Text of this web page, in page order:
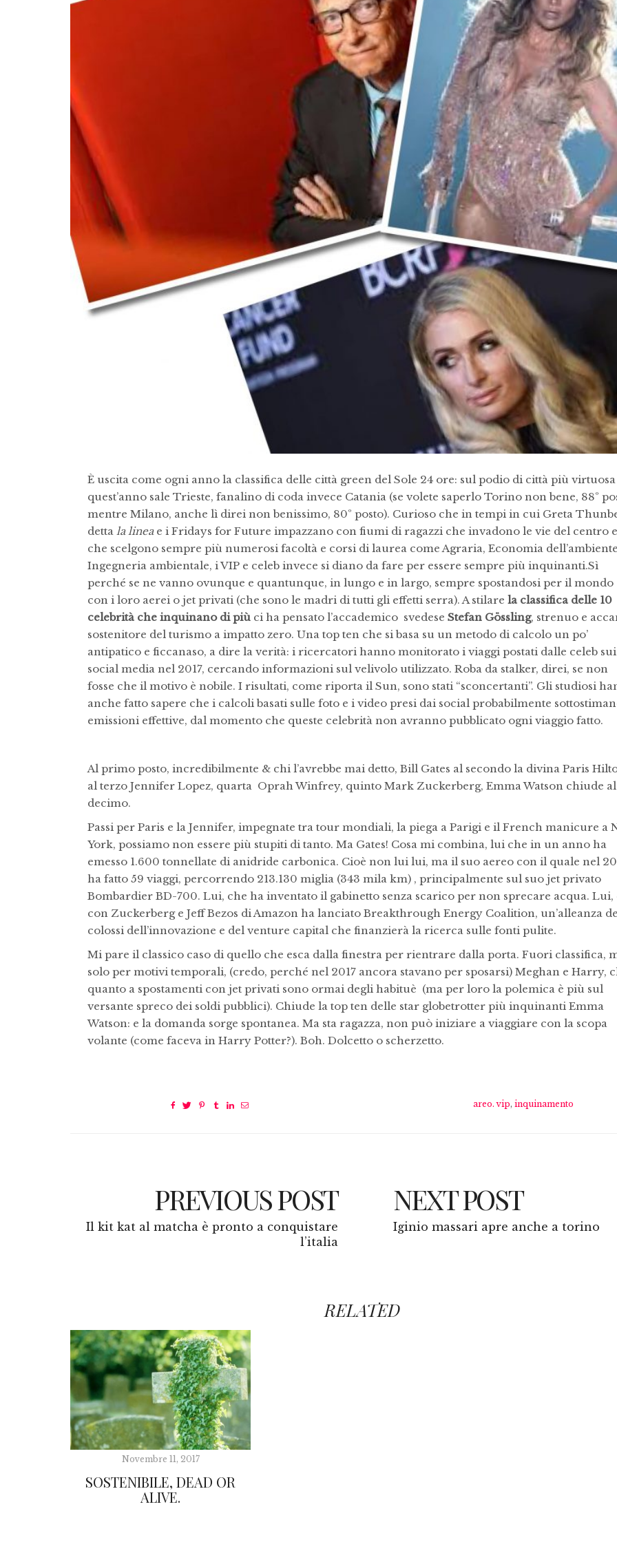
È uscita come ogni anno la classifica delle città green del Sole 24 ore: sul podio di città più virtuosa
quest’anno sale Trieste, fanalino di coda invece Catania (se volete saperlo Torino non bene, 88º
mentre Milano, anche lì direi non benissimo, 80º posto). Curioso che in tempi in cui Greta
detta la lineae i Fridays for Future impazzano con fiumi di ragazzi che invadono le vie del centro e
che scelgono sempre più numerosi facoltà e corsi di laurea come Agraria, Economia
Ingegneria ambientale, i VIP e celeb invece si diano da fare per essere sempre più inquinanti.Sì
perché se ne vanno ovunque e quantunque, in lungo e in largo, sempre spostandosi per il mondo
con i loro aerei o jet privati (che sono le madri di tutti gli effetti serra). A stilare la classifica delle 10
celebrità che inquinano di più ci ha pensato l’accademico svedese Stefan Gössling, strenuo e
sostenitore del turismo a impatto zero. Una top ten che si basa su un metodo di calcolo un po’
antipatico e ficcanaso, a dire la verità: i ricercatori hanno monitorato i viaggi postati dalle celeb sui
social media nel 2017, cercando informazioni sul velivolo utilizzato. Roba da stalker, direi, se non
fosse che il motivo è nobile. I risultati, come riporta il Sun, sono stati “sconcertanti”. Gli studiosi
anche fatto sapere che i calcoli basati sulle foto e i video presi dai social probabilmente
emissioni effettive, dal momento che queste celebrità non avranno pubblicato ogni viaggio fatto.
Al primo posto, incredibilmente & chi l’avrebbe mai detto, Bill Gates al secondo la divina Paris
al terzo Jennifer Lopez, quarta Oprah Winfrey, quinto Mark Zuckerberg, Emma Watson chiude al
decimo.
Passi per Paris e la Jennifer, impegnate tra tour mondiali, la piega a Parigi e il French manicure a
York, possiamo non essere più stupiti di tanto. Ma Gates! Cosa mi combina, lui che in un anno ha
emesso 1.600 tonnellate di anidride carbonica. Cioè non lui lui, ma il suo aereo con il quale nel
ha fatto 59 viaggi, percorrendo 213.130 miglia (343 mila km) , principalmente sul suo jet privato
Bombardier BD-700. Lui, che ha inventato il gabinetto senza scarico per non sprecare acqua. Lui,
con Zuckerberg e Jeff Bezos di Amazon ha lanciato Breakthrough Energy Coalition, un’alleanza
colossi dell’innovazione e del venture capital che finanzierà la ricerca sulle fonti pulite.
Mi pare il classico caso di quello che esca dalla finestra per rientrare dalla porta. Fuori classifica,
solo per motivi temporali, (credo, perché nel 2017 ancora stavano per sposarsi) Meghan e Harry,
quanto a spostamenti con jet privati sono ormai degli habituè (ma per loro la polemica è più sul
versante spreco dei soldi pubblici). Chiude la top ten delle star globetrotter più inquinanti Emma
Watson: e la domanda sorge spontanea. Ma sta ragazza, non può iniziare a viaggiare con la scopa
volante (come faceva in Harry Potter?). Boh. Dolcetto o scherzetto.
areo. vip, inquinamento
PREVIOUS POST
Il kit kat al matcha è pronto a conquistare
l’italia
NEXT POST
Iginio massari apre anche a torino
RELATED
Novembre 11, 2017
SOSTENIBILE, DEAD OR
ALIVE.